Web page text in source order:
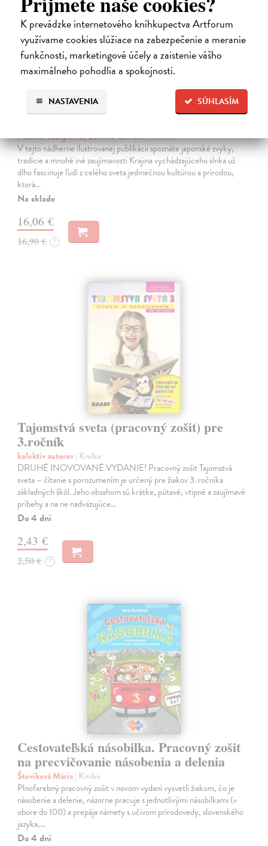
K prevádzke internetového kníhkupectva Artforum
využívame cookies slúžiace na zabezpečenie a meranie
funkčnosti, marketingové účely a zaistenie vášho
maximálneho pohodlia a spokojnosti.
SÚHLASÍM
NASTAVENIA
Pauluth Josephine, Bohnke Christin| Kniha
V tejto nádherne ilustrovanej publikácii spoznáte japonské zvyky,
tradície a mnohé iné zaujímavosti Krajina vychádzajúceho slnka už
dlho fascinuje ľudí z celého sveta jedinečnou kultúrou a prírodou,
ktorá…
Na sklade
16,06 €
16,90 € ?
Tajomstvá sveta (pracovný zošit) pre
3.ročník
kolektív autorov| Kniha
DRUHÉ INOVOVANÉ VYDANIE! Pracovný zošit Tajomstvá
sveta – čítanie s porozumením je určený pre žiakov 3. ročníka
základných škôl. Jeho obsahom sú krátke, pútavé, vtipné a zaujímavé
príbehy a na ne nadväzujúce…
Do 4 dní
2,43 €
2,50 € ?
Cestovateľská násobilka. Pracovný zošit
na precvičovanie násobenia a delenia
Števíková Mária| Kniha
Plnofarebný pracovný zošit v novom vydaní vysvetlí žiakom, čo je
násobenie a delenie, názorne pracuje s jednotlivými násobilkami (v
obore do 100) a prepája námety s učivom prírodovedy, slovenského
jazyka,…
Do 4 dní